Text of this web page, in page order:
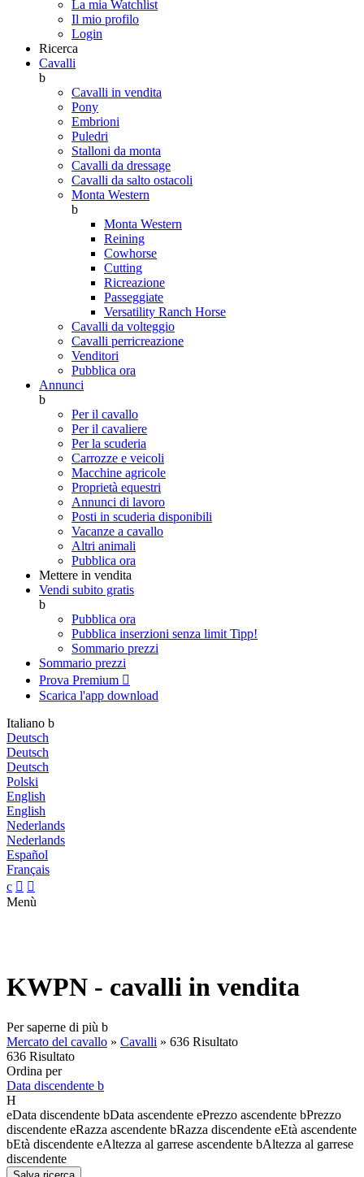
La mia Watchlist
Il mio profilo
Login
Ricerca
Cavalli
b
Cavalli in vendita
Pony
Embrioni
Puledri
Stalloni da monta
Cavalli da dressage
Cavalli da salto ostacoli
Monta Western
b
Monta Western
Reining
Cowhorse
Cutting
Ricreazione
Passeggiate
Versatility Ranch Horse
Cavalli da volteggio
Cavalli perricreazione
Venditori
Pubblica ora
Annunci
b
Per il cavallo
Per il cavaliere
Per la scuderia
Carrozze e veicoli
Macchine agricole
Proprietà equestri
Annunci di lavoro
Posti in scuderia disponibili
Vacanze a cavallo
Altri animali
Pubblica ora
Mettere in vendita
Vendi subito gratis
b
Pubblica ora
Pubblica inserzioni senza limit Tipp!
Sommario prezzi
Sommario prezzi
Prova Premium 
Scarica l'app download
Italiano b
Deutsch
Deutsch
Deutsch
Polski
English
English
Nederlands
Nederlands
Español
Français
c  
Menù
KWPN - cavalli in vendita
Per saperne di più b
Mercato del cavallo » Cavalli » 636 Risultato
636 Risultato
Ordina per
Data discendente b
H
eData discendente bData ascendente ePrezzo ascendente bPrezzo
discendente eRazza ascendente bRazza discendente eEtà ascendente
bEtà discendente eAltezza al garrese ascendente bAltezza al garrese
discendente